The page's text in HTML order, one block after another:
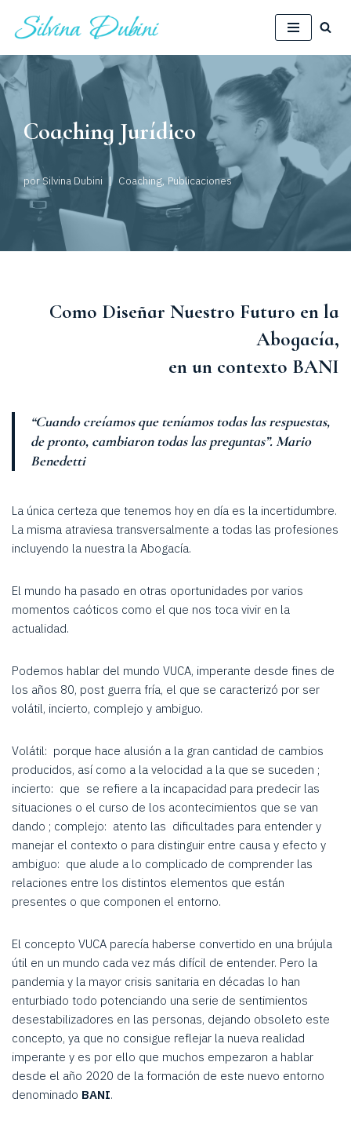
Saltar
al
contenido
Coaching Jurídico
porSilvina Dubini Coaching, Publicaciones
Como Diseñar Nuestro Futuro en la
Abogacía,
en un contexto BANI
“Cuando creíamos que teníamos todas las respuestas,
de pronto, cambiaron todas las preguntas”.Mario
Benedetti
La única certeza que tenemos hoy en día es la incertidumbre.
La misma atraviesa transversalmente a todas las profesiones
incluyendo la nuestra la Abogacía.
El mundo ha pasado en otras oportunidades por varios
momentos caóticos como el que nos toca vivir en la
actualidad.
Podemos hablar del mundo VUCA, imperante desde fines de
los años 80, post guerra fría, el que se caracterizó por ser
volátil, incierto, complejo y ambiguo.
Volátil: porque hace alusión a la gran cantidad de cambios
producidos, así como a la velocidad a la que se suceden ;
incierto: que se refiere a la incapacidad para predecir las
situaciones o el curso de los acontecimientos que se van
dando ; complejo: atento las dificultades para entender y
manejar el contexto o para distinguir entre causa y efecto y
ambiguo: que alude a lo complicado de comprender las
relaciones entre los distintos elementos que están
presentes o que componen el entorno.
El concepto VUCA parecía haberse convertido en una brújula
útil en un mundo cada vez más difícil de entender. Pero la
pandemia y la mayor crisis sanitaria en décadas lo han
enturbiado todo potenciando una serie de sentimientos
desestabilizadores en las personas, dejando obsoleto este
concepto, ya que no consigue reflejar la nueva realidad
imperante y es por ello que muchos empezaron a hablar
desde el año 2020 de la formación de este nuevo entorno
denominado BANI.